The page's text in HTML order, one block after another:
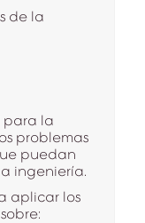
de la
para la
problemas
puedan
ingeniería.
aplicar los